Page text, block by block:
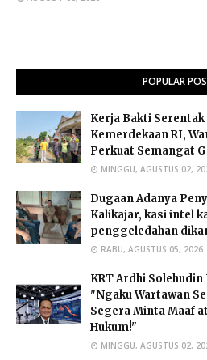
POPULAR
Kerja Bakti Serentak
Kemerdekaan RI,
Perkuat Semangat
MINGGU, AGUSTUS 02,
Dugaan Adanya
Kalikajar, kasi intel
penggeledahan
RABU, AGUSTUS 05, 2026
​KRT Ardhi
"Ngaku Wartawan
Segera Minta Maaf
Hukum!"
MINGGU, AGUSTUS 02,